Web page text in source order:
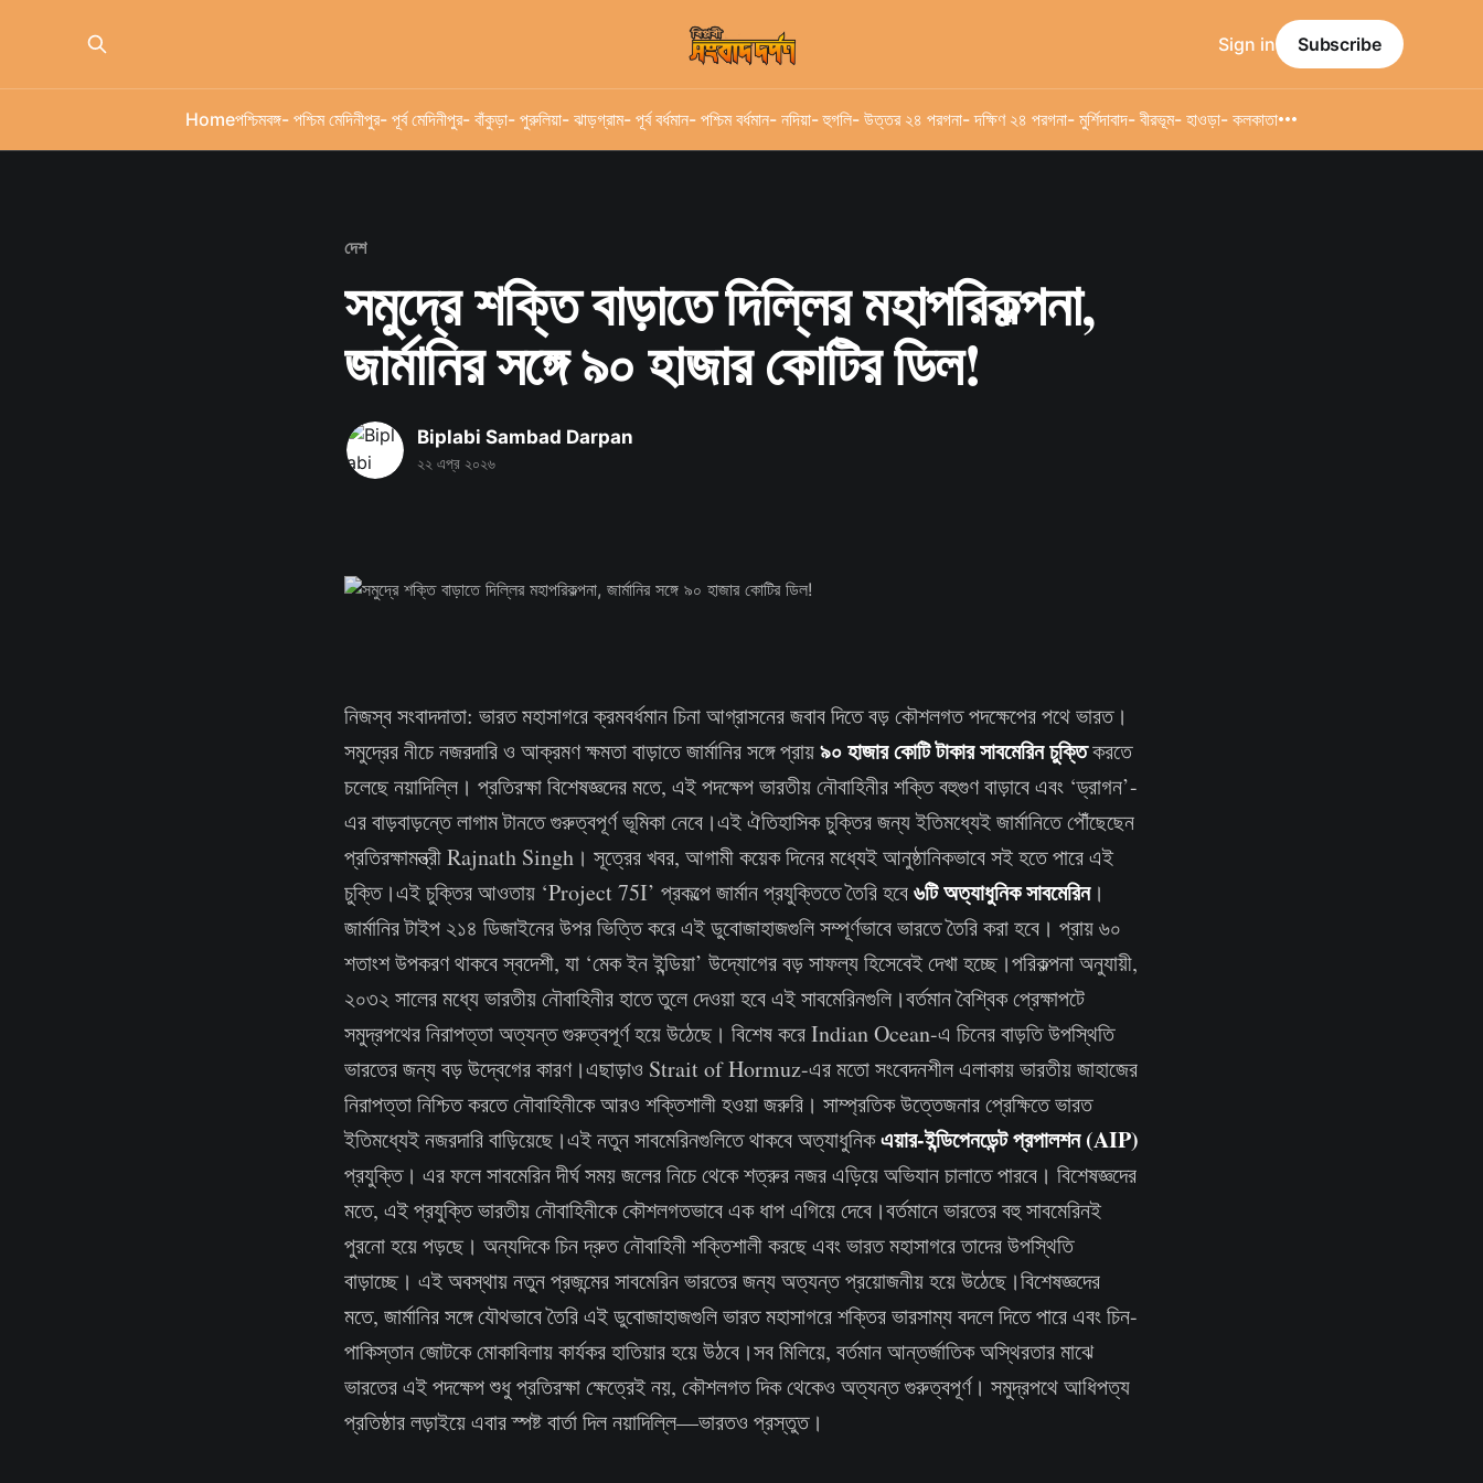
Homeপশ্চিমবঙ্গ- পশ্চিম মেদিনীপুর- পূর্ব মেদিনীপুর- বাঁকুড়া- পুরুলিয়া- ঝাড়গ্রাম- পূর্ব বর্ধমান- পশ্চিম বর্ধমান- নদিয়া- হুগলি- উত্তর ২৪ পরগনা- দক্ষিণ ২৪ পরগনা- মুর্শিদাবাদ- বীরভূম- হাওড়া- কলকাতা
Sign in Subscribe
দেশ
সমুদ্রে শক্তি বাড়াতে দিল্লির মহাপরিকল্পনা,
জার্মানির সঙ্গে ৯০ হাজার কোটির ডিল!
Biplabi Sambad Darpan
২২ এপ্র ২০২৬
নিজস্ব সংবাদদাতা: ভারত মহাসাগরে ক্রমবর্ধমান চিনা আগ্রাসনের জবাব দিতে বড় কৌশলগত পদক্ষেপের পথে ভারত।
সমুদ্রের নীচে নজরদারি ও আক্রমণ ক্ষমতা বাড়াতে জার্মানির সঙ্গে প্রায়৯০ হাজার কোটি টাকার সাবমেরিন চুক্তিকরতে
চলেছে নয়াদিল্লি। প্রতিরক্ষা বিশেষজ্ঞদের মতে, এই পদক্ষেপ ভারতীয় নৌবাহিনীর শক্তি বহুগুণ বাড়াবে এবং ‘ড্রাগন’-
এর বাড়বাড়ন্তে লাগাম টানতে গুরুত্বপূর্ণ ভূমিকা নেবে।এই ঐতিহাসিক চুক্তির জন্য ইতিমধ্যেই জার্মানিতে পৌঁছেছেন
প্রতিরক্ষামন্ত্রী Rajnath Singh। সূত্রের খবর, আগামী কয়েক দিনের মধ্যেই আনুষ্ঠানিকভাবে সই হতে পারে এই
চুক্তি।এই চুক্তির আওতায় ‘Project 75I’ প্রকল্পে জার্মান প্রযুক্তিতে তৈরি হবে৬টি অত্যাধুনিক সাবমেরিন।
জার্মানির টাইপ ২১৪ ডিজাইনের উপর ভিত্তি করে এই ডুবোজাহাজগুলি সম্পূর্ণভাবে ভারতে তৈরি করা হবে। প্রায় ৬০
শতাংশ উপকরণ থাকবে স্বদেশী, যা ‘মেক ইন ইন্ডিয়া’ উদ্যোগের বড় সাফল্য হিসেবেই দেখা হচ্ছে।পরিকল্পনা অনুযায়ী,
২০৩২ সালের মধ্যে ভারতীয় নৌবাহিনীর হাতে তুলে দেওয়া হবে এই সাবমেরিনগুলি।বর্তমান বৈশ্বিক প্রেক্ষাপটে
সমুদ্রপথের নিরাপত্তা অত্যন্ত গুরুত্বপূর্ণ হয়ে উঠেছে। বিশেষ করে Indian Ocean-এ চিনের বাড়তি উপস্থিতি
ভারতের জন্য বড় উদ্বেগের কারণ।এছাড়াও Strait of Hormuz-এর মতো সংবেদনশীল এলাকায় ভারতীয় জাহাজের
নিরাপত্তা নিশ্চিত করতে নৌবাহিনীকে আরও শক্তিশালী হওয়া জরুরি। সাম্প্রতিক উত্তেজনার প্রেক্ষিতে ভারত
ইতিমধ্যেই নজরদারি বাড়িয়েছে।এই নতুন সাবমেরিনগুলিতে থাকবে অত্যাধুনিকএয়ার-ইন্ডিপেনডেন্ট প্রপালশন (AIP)
প্রযুক্তি। এর ফলে সাবমেরিন দীর্ঘ সময় জলের নিচে থেকে শত্রুর নজর এড়িয়ে অভিযান চালাতে পারবে। বিশেষজ্ঞদের
মতে, এই প্রযুক্তি ভারতীয় নৌবাহিনীকে কৌশলগতভাবে এক ধাপ এগিয়ে দেবে।বর্তমানে ভারতের বহু সাবমেরিনই
পুরনো হয়ে পড়ছে। অন্যদিকে চিন দ্রুত নৌবাহিনী শক্তিশালী করছে এবং ভারত মহাসাগরে তাদের উপস্থিতি
বাড়াচ্ছে। এই অবস্থায় নতুন প্রজন্মের সাবমেরিন ভারতের জন্য অত্যন্ত প্রয়োজনীয় হয়ে উঠেছে।বিশেষজ্ঞদের
মতে, জার্মানির সঙ্গে যৌথভাবে তৈরি এই ডুবোজাহাজগুলি ভারত মহাসাগরে শক্তির ভারসাম্য বদলে দিতে পারে এবং চিন-
পাকিস্তান জোটকে মোকাবিলায় কার্যকর হাতিয়ার হয়ে উঠবে।সব মিলিয়ে, বর্তমান আন্তর্জাতিক অস্থিরতার মাঝে
ভারতের এই পদক্ষেপ শুধু প্রতিরক্ষা ক্ষেত্রেই নয়, কৌশলগত দিক থেকেও অত্যন্ত গুরুত্বপূর্ণ। সমুদ্রপথে আধিপত্য
প্রতিষ্ঠার লড়াইয়ে এবার স্পষ্ট বার্তা দিল নয়াদিল্লি—ভারতও প্রস্তুত।